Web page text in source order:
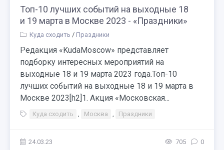
Топ-10 лучших событий на выходные 18
и 19 марта в Москве 2023 - «Праздники»
Куда сходить / Праздники
Редакция «KudaMoscow» представляет
подборку интересных мероприятий на
выходные 18 и 19 марта 2023 года.Топ-10
лучших событий на выходные 18 и 19 марта в
Москве 2023[h2]1. Акция «Московская...
Куда сходить , Москва , Праздники
24.03.23 705 0